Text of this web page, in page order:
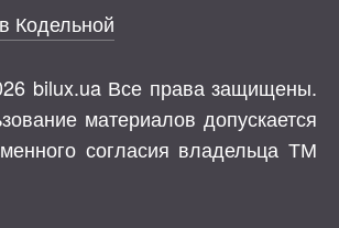
Кодельной
bilux.ua Все права защищены.
материалов допускается
согласия владельца ТМ